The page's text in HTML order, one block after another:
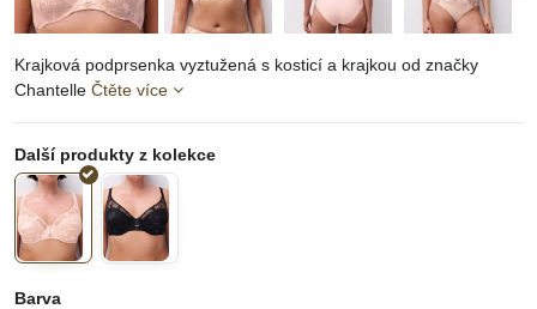
Krajková podprsenka vyztužená s kosticí a krajkou od značky
Chantelle Čtěte více
Barva